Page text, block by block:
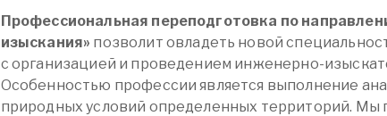
Профессиональная переподготовка по
изыскания» позволит овладеть новой
с организацией и проведением инженерно-
Особенностью профессии является выполнение
природных условий определенных территорий. Мы